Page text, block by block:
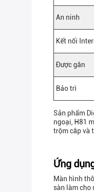
An ninh
Kết nối
Được gắn
Bảo trì
Sản phẩm
ngoại, H81
trộm cắp và
Ứng
Màn hình
sàn làm cho